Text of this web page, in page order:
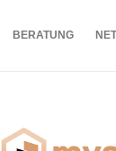
BERATUNG